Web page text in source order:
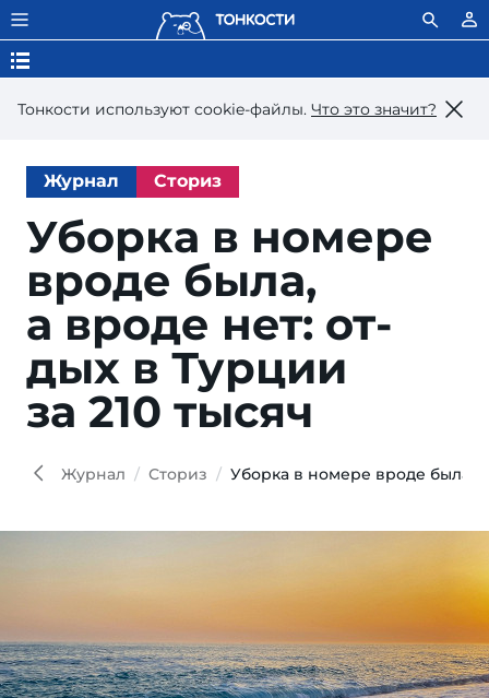
Тонкости используют сookie-файлы. Что это значит?
Журнал Сториз
Уборка в но­ме­ре
вро­де бы­ла,
а вро­де нет: от­
дых в Тур­ции
за 210 тысяч
Журнал Сториз Уборка в номере вроде была,